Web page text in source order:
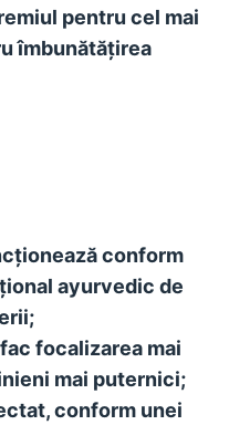
pentru cel mai
îmbunătățirea
conform
ayurvedic de
focalizarea mai
mai puternici;
conform unei